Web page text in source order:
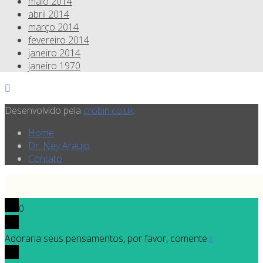
abril 2014
março 2014
fevereiro 2014
janeiro 2014
janeiro 1970
Desenvolvido pela crobin.co.uk.
Home
Dr. Ney Araujo
Contato
0
Adoraria seus pensamentos, por favor, comente.x